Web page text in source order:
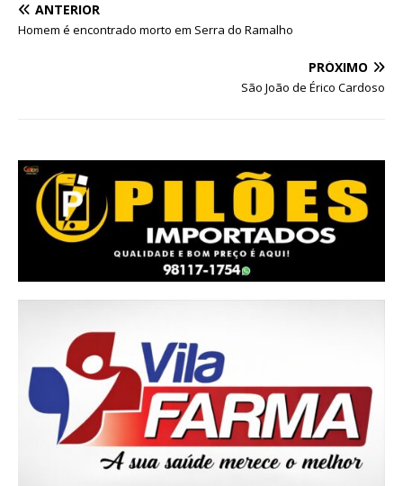
ANTERIOR
Homem é encontrado morto em Serra do Ramalho
PRÓXIMO
São João de Érico Cardoso